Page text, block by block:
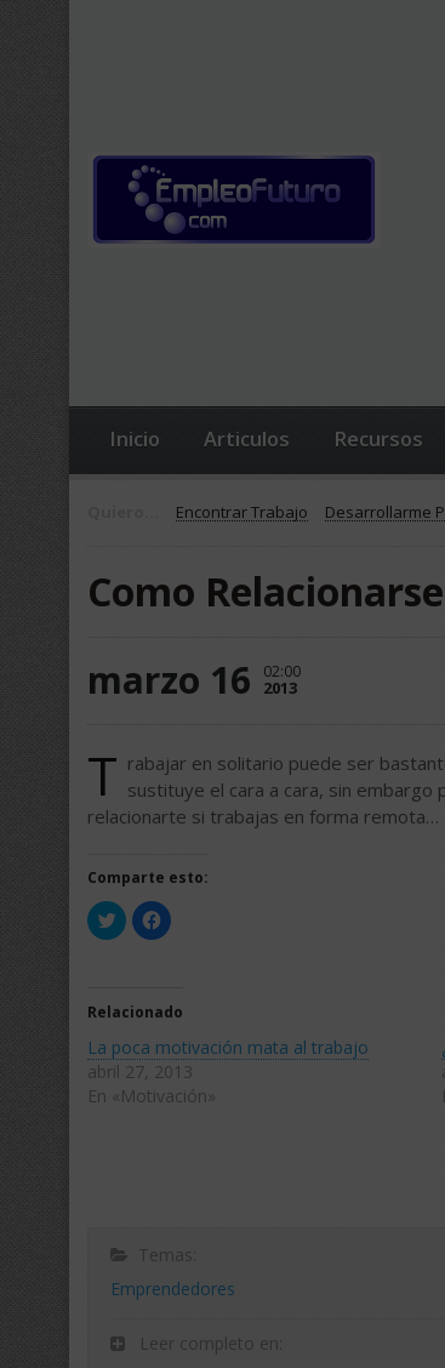
Inicio Articulos Recursos
Encontrar Trabajo Desarrollarme
Como
marzo 16 02:00
2013
T rabajar en solitario puede ser
sustituye el cara a cara, sin embargo
relacionarte si trabajas en forma remota…
Comparte esto:
Haz
clic
para
(Se
abre
una
ventana
nueva)
Haz
clic
(Se
abre
una
ventana
nueva)
Relacionado
La poca motivación mata al trabajo
abril 27, 2013
En «Motivación»
Temas:
Emprendedores
Leer completo en: